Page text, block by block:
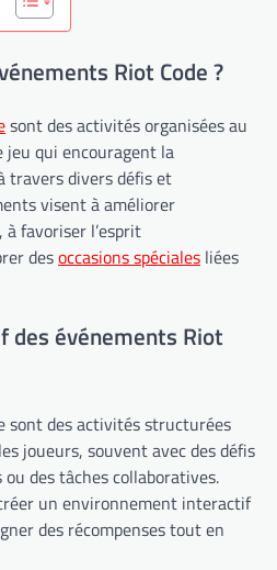
Riot Code ?
sont des activités organisées au
jeu qui encouragent la
travers divers défis et
visent à améliorer
à favoriser l’esprit
desoccasions spéciales liées
des événements Riot
sont des activités structurées
joueurs, souvent avec des défis
des tâches collaboratives.
un environnement interactif
des récompenses tout en